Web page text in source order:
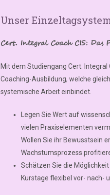
Unser
Cert. Integral Coach CIS:
Mit dem Studiengang Cert.
Coaching-Ausbildung, welche
systemische Arbeit einbindet.
Legen Sie Wert auf
vielen Praxiselementen
Wollen Sie ihr Bewusstsein
Wachstumsprozess
Schätzen Sie die
Kurstage flexibel vor- nach-